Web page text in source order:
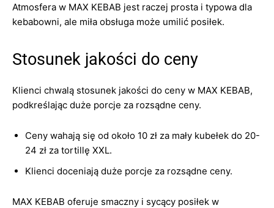
Atmosfera w MAX KEBAB jest raczej prosta i typowa dla
kebabowni, ale miła obsługa może umilić posiłek.
Stosunek jakości do ceny
Klienci chwalą stosunek jakości do ceny w MAX KEBAB,
podkreślając duże porcje za rozsądne ceny.
Ceny wahają się od około 10 zł za mały kubełek do 20-
24 zł za tortillę XXL.
Klienci doceniają duże porcje za rozsądne ceny.
MAX KEBAB oferuje smaczny i sycący posiłek w